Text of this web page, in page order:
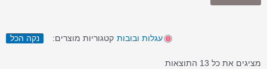
נקה הכל קטגוריות מוצרים: עגלות ובובות
מציגים את כל ⁦13⁩ התוצאות